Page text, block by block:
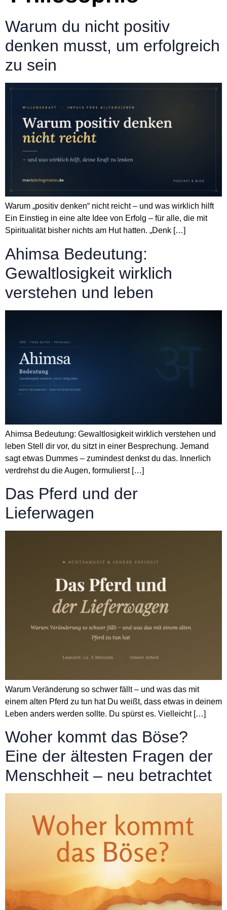
Warum du nicht positiv
denken musst, um erfolgreich
zu sein
Warum „positiv denken“ nicht reicht – und was wirklich hilft
Ein Einstieg in eine alte Idee von Erfolg – für alle, die mit
Spiritualität bisher nichts am Hut hatten. „Denk […]
Ahimsa Bedeutung:
Gewaltlosigkeit wirklich
verstehen und leben
Ahimsa Bedeutung: Gewaltlosigkeit wirklich verstehen und
leben Stell dir vor, du sitzt in einer Besprechung. Jemand
sagt etwas Dummes – zumindest denkst du das. Innerlich
verdrehst du die Augen, formulierst […]
Das Pferd und der
Lieferwagen
Warum Veränderung so schwer fällt – und was das mit
einem alten Pferd zu tun hat Du weißt, dass etwas in deinem
Leben anders werden sollte. Du spürst es. Vielleicht […]
Woher kommt das Böse?
Eine der ältesten Fragen der
Menschheit – neu betrachtet